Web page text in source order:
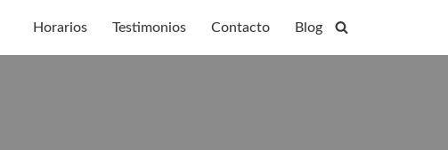
Horarios Testimonios Contacto Blog